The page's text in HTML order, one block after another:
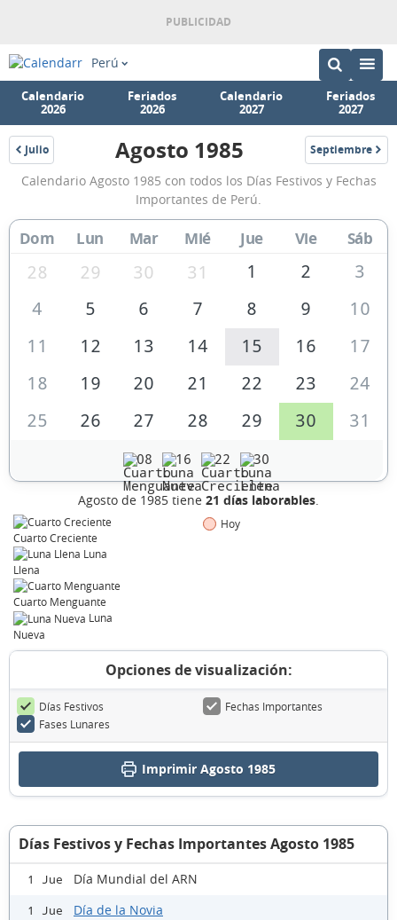
Perú
Calendario
2026
Feriados
2026
Calendario
2027
Feriados
2027
Julio
1985
Calendario
Agosto
1985
de
Perú
Agosto 1985 Septiembre
1985
Calendario Agosto 1985 con todos los Días Festivos y Fechas
Importantes de Perú.
Dom Lun Mar Mié Jue Vie Sáb
28 29 30 31 1 2
3
4
5 6 7 8 9
10
11
12 13 14 15 16
17
18
19 20 21 22 23
24
25
26 27 28 29 30 31
08 16 22 30
Agosto de 1985 tiene 21 días laborables
Cuarto Creciente
Luna
Llena
Cuarto Menguante
Luna
Nueva
Hoy
Opciones de visualización:
Días Festivos
Fechas Importantes
Fases Lunares
Imprimir Agosto 1985
Días Festivos y Fechas Importantes Agosto 1985
1 Jue Día Mundial del ARN
1 Jue Día de la Novia